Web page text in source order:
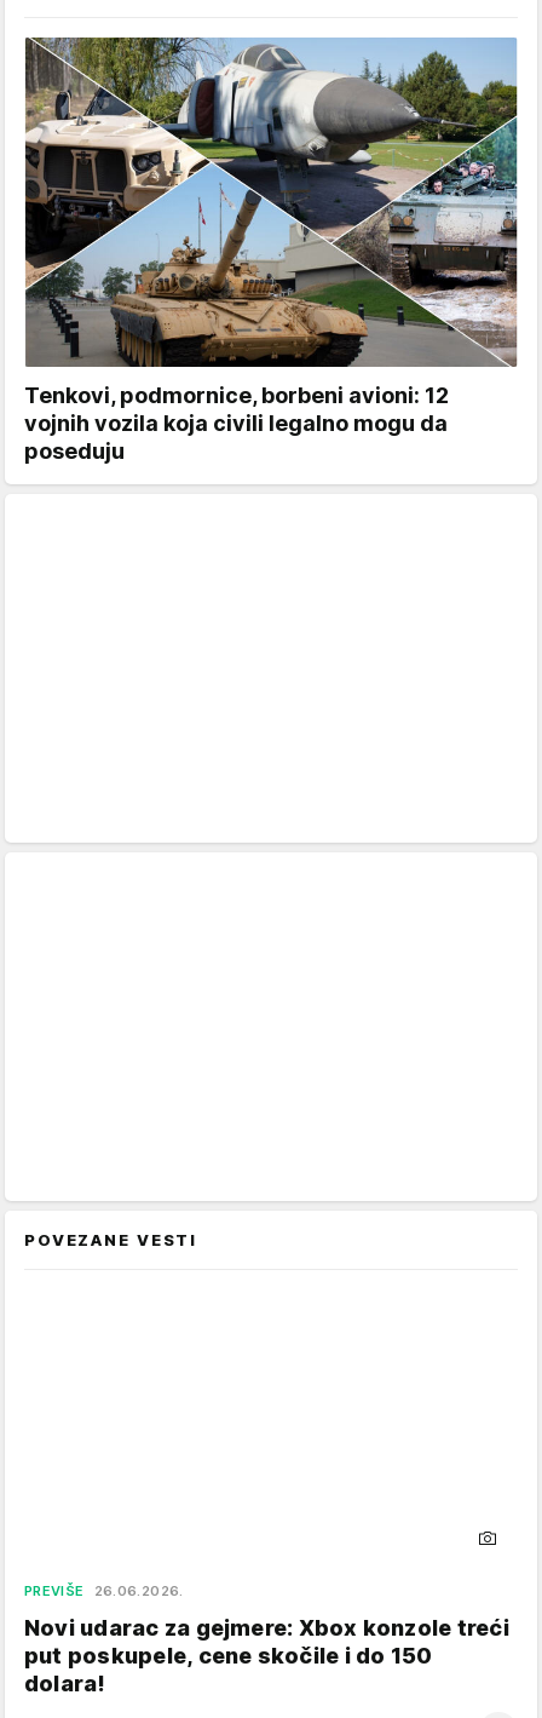
Tenkovi, podmornice, borbeni avioni: 12
vojnih vozila koja civili legalno mogu da
poseduju
POVEZANE VESTI
PREVIŠE 26.06.2026.
Novi udarac za gejmere: Xbox konzole treći
put poskupele, cene skočile i do 150
dolara!